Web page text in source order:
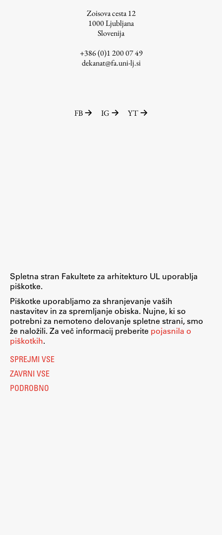
Zoisova cesta 12
1000Ljubljana
Slovenija
+386 (0)1 200 07 49
dekanat@fa.uni-lj.si
FB IG YT
Spletna stran Fakultete za arhitekturo UL uporablja
piškotke.
Piškotke uporabljamo za shranjevanje vaših
nastavitev in za spremljanje obiska. Nujne, ki so
potrebni za nemoteno delovanje spletne strani, smo
že naložili. Za več informacij preberite pojasnila o
piškotkih.
SPREJMI VSE
ZAVRNI VSE
PODROBNO